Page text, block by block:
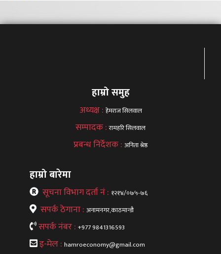
हाम्रो समुह
अध्यक्ष : हेमराज सिलवाल
सम्पादक :रामहरि सिलवाल
प्रबन्ध निर्देशक : अनिता श्रेष्ठ
हाम्रो बारेमा
सूचना विभाग दर्ता नं : १२१४/०७५-७६
सपर्क ठेगाना : अनामनगर,काठमान्डौ
सपर्क नंबर : +977 9841316593
इ-मेल : hamroeconomy@gmail.com